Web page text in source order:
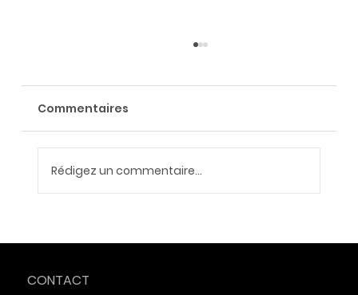
interviennent auprès d'ENGIE B2C
Commentaires
Rédigez un commentaire...
CONTACT